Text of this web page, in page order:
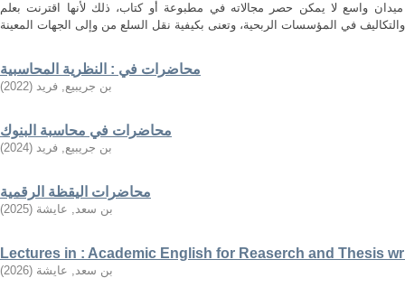
واسع لا يمكن حصر مجالاته في مطبوعة أو كتاب، ذلك لأنها اقترنت بعلم
محاضرات في : النظرية المحاسبية
بن جريبيع, فريد (
2022
)
محاضرات في محاسبة البنوك
بن جريبيع, فريد (
2024
)
محاضرات اليقظة الرقمية
بن سعد, عايشة (
2025
)
Lectures in : Academic English for Reaserch and Thesis
بن سعد, عايشة (
2026
)